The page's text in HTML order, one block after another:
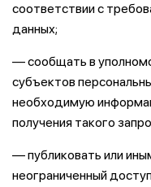
соответствии с
данных;
— сообщать в
субъектов
необходимую
получения такого
— публиковать или
неограниченный